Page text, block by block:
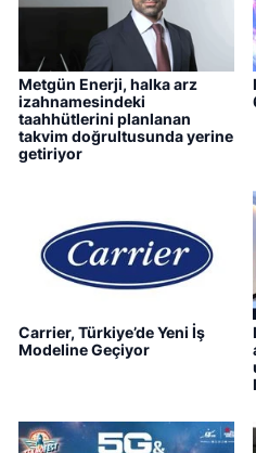
Metgün Enerji, halka arz
izahnamesindeki
taahhütlerini planlanan
takvim doğrultusunda yerine
getiriyor
Carrier, Türkiye’de Yeni İş
Modeline Geçiyor